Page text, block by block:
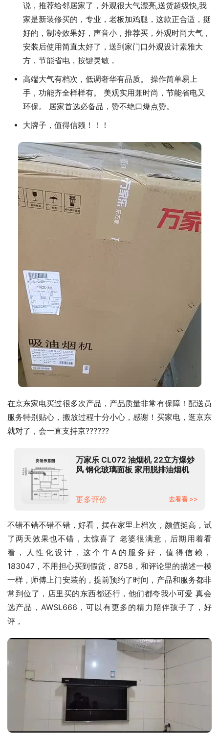
说，推荐给邻居家了，外观很大气漂亮,送货超级快,我
家是新装修买的，专业，老板加鸡腿，这款正合适，挺
好的，制冷效果好，声音小，推荐买，外观时尚大气，
安装后使用简直太好了，送到家门口外观设计素雅大
方，节能省电，按键灵敏，
高端大气有档次，低调奢华有品质。 操作简单易上
手，功能齐全样样有。 美观实用兼时尚，节能省电又
环保。 居家首选必备品，赞不绝口爆点赞。
大牌子，值得信赖！！！
在京东家电买过很多次产品，产品质量非常有保障！配送员
服务特别贴心，搬放过程十分小心，感谢！买家电，逛京东
就对了，会一直支持京??????
万家乐 CL072 油烟机 22立方爆炒
风 钢化玻璃面板 家用脱排油烟机
更多评价 去看看 >>
不错不错不错不错，好看，摆在家里上档次，颜值挺高，试
了两天效果也不错，太惊喜了 老婆很满意，后期用着看
看，人性化设计，这个牛A的服务好，值得信赖，
183047，不用担心买到假货，8758，和评论里的描述一模
一样，师傅上门安装的，提前预约了时间，产品和服务都非
常到位了，店里买的东西都还行，他们都夸我小可爱 真会
选产品，AWSL666，可以有更多的精力陪伴孩子了，好
评，